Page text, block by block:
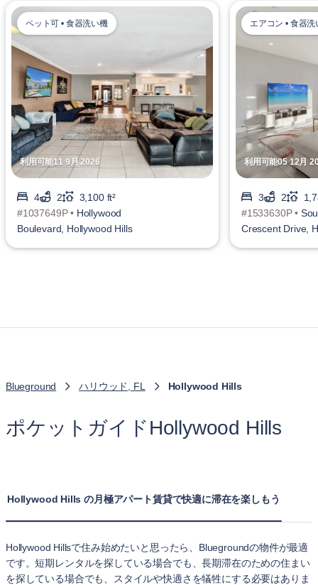
利用可能11 9月 2026
ペット可 • 食器洗い機
4 2
3,100 ft²
#1037649P • Hollywood
Boulevard, Hollywood Hills
利用可能05 12月
エアコン • 食器洗
3 2
#1533630P •
Crescent Drive,
Blueground ハリウッド, FL Hollywood Hills
ポケットガイドHollywood Hills
Hollywood Hills の月極アパート賃貸で快適に滞在を楽しもう
Hollywood Hillsで住み始めたいと思ったら、Bluegroundの物件が最適
です。短期レンタルを探している場合でも、長期滞在のための住まい
を探している場合でも、スタイルや快適さを犠牲にする必要はありま